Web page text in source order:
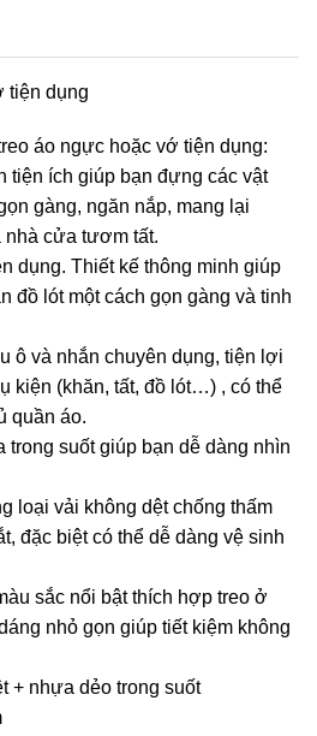
tiện dụng
áo ngực hoặc vớ tiện dụng:
tiện ích giúp bạn đựng các vật
gàng, ngăn nắp, mang lại
nhà cửa tươm tất.
dụng. Thiết kế thông minh giúp
đồ lót một cách gọn gàng và tinh
ô và nhắn chuyên dụng, tiện lợi
kiện (khăn, tất, đồ lót…) , có thể
quần áo.
suốt giúp bạn dễ dàng nhìn
loại vải không dệt chống thấm
đặc biệt có thể dễ dàng vệ sinh
sắc nổi bật thích hợp treo ở
nhỏ gọn giúp tiết kiệm không
+ nhựa dẻo trong suốt